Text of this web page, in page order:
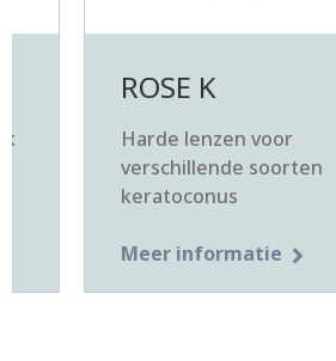
ROSE K
Harde lenzen voor
verschillende soorten
keratoconus
Meer informatie